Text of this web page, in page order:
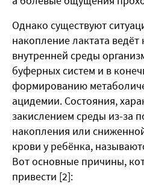
Однако существуют
накопление лактата
внутренней среды
буферных систем и в
формированию
ацидемии. Состояния,
закислением среды из-за
накопления или
крови у ребёнка,
Вот основные причины,
привести [2]: